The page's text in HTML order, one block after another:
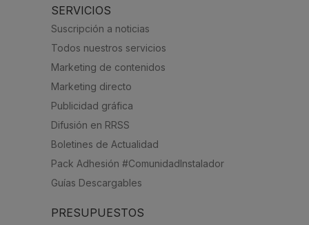
SERVICIOS
Suscripción a noticias
Todos nuestros servicios
Marketing de contenidos
Marketing directo
Publicidad gráfica
Difusión en RRSS
Boletines de Actualidad
Pack Adhesión #ComunidadInstalador
Guías Descargables
PRESUPUESTOS